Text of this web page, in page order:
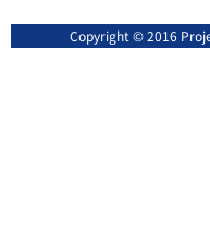
Copyright © 2016